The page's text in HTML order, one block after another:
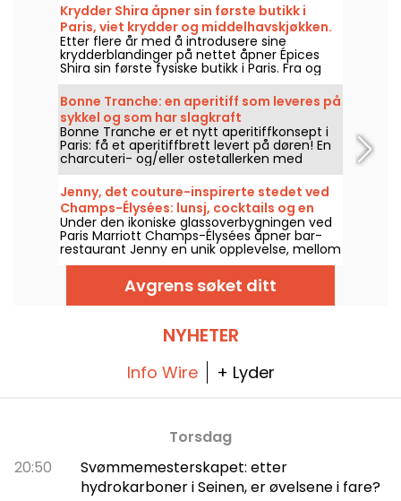
Krydder Shira åpner sin første butikk i
Paris, viet krydder og middelhavskjøkken.
Etter flere år med å introdusere sine
krydderblandinger på nettet åpner Épices
Shira sin første fysiske butikk i Paris. Fra og
med september 2026 åpner kjeden i Marché
Saint-Martin i 10. arrondissement, med en
dagligvarebutikk, et tilbud av
middelhavsmat til take-away og et utvalg
delikatesser fra hele verden.
Bonne Tranche: en aperitiff som leveres på
sykkel og som har slagkraft
Bonne Tranche er et nytt aperitiffkonsept i
Paris: få et aperitiffbrett levert på døren! En
charcuteri- og/eller ostetallerken med
vegetariske alternativer levert på sykkel i
Paris og de indre forstedene. Bestill drikke og
mat til din neste aperitiff nå!
Jenny, det couture-inspirerte stedet ved
Champs-Élysées: lunsj, cocktails og en
elegant tea time
Under den ikoniske glassoverbygningen ved
Paris Marriott Champs-Élysées åpner bar-
restaurant Jenny en unik opplevelse, mellom
motearv og moderne gastronomi. Raffinert
lunsj, elegant teetid, signaturcocktails og
inspirerte middager: en parisisk adresse hvor
hvert øyeblikk blir et unntaksøyeblikk, hver
Avgrens søket ditt
NYHETER
Info Wire + Lyder
Torsdag
20:50
Svømmemesterskapet: etter
hydrokarboner i Seinen, er øvelsene i fare?